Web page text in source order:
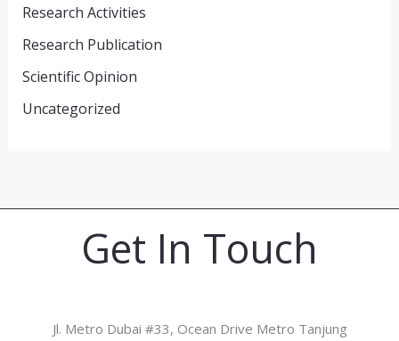
Research Activities
Research Publication
Scientific Opinion
Uncategorized
Get In Touch
Jl. Metro Dubai #33, Ocean Drive Metro Tanjung